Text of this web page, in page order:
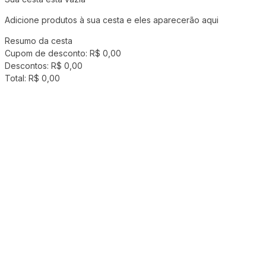
Adicione produtos à sua cesta e eles aparecerão aqui
Resumo da cesta
Cupom de desconto: R$ 0,00
Descontos: R$ 0,00
Total: R$ 0,00